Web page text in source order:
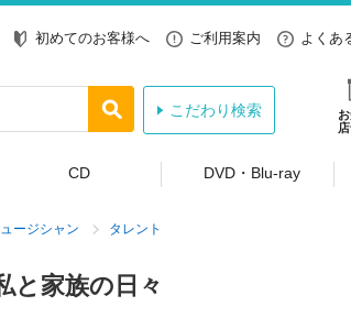
初めてのお客様へ ご利用案内 よくあ
こだわり検索
CD DVD・Blu-ray
ージシャン タレント
家族の日々